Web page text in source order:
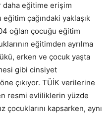
daha eğitime erişim
eğitim çağındaki yaklaşık
oğlan çocuğu eğitim
eğitimden ayrılma
erken ve çocuk yaşta
gibi cinsiyet
çıkıyor. TÜİK verilerine
resmi evliliklerin yüzde
çocuklarını kapsarken, aynı